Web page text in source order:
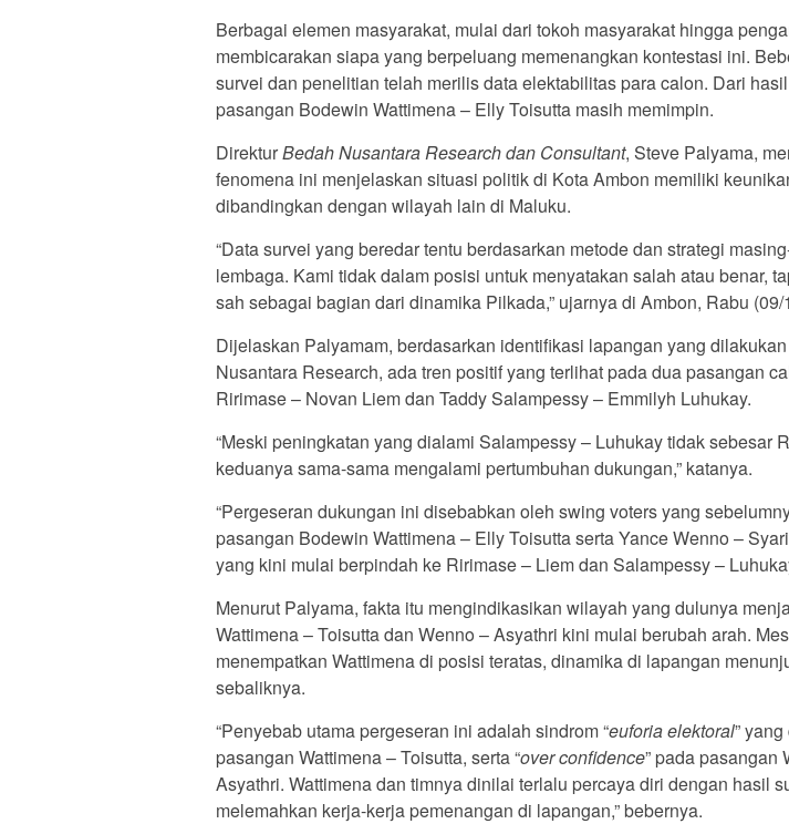
Berbagai elemen masyarakat, mulai dari tokoh masyarakat hingga
membicarakan siapa yang berpeluang memenangkan kontestasi ini.
survei dan penelitian telah merilis data elektabilitas para calon. Dari
pasangan Bodewin Wattimena – Elly Toisutta masih memimpin.
DirekturBedah Nusantara Research dan Consultant, Steve Palyama,
fenomena ini menjelaskan situasi politik di Kota Ambon memiliki
dibandingkan dengan wilayah lain di Maluku.
“Data survei yang beredar tentu berdasarkan metode dan strategi
lembaga. Kami tidak dalam posisi untuk menyatakan salah atau benar,
sah sebagai bagian dari dinamika Pilkada,” ujarnya di Ambon, Rabu (09/
Dijelaskan Palyamam, berdasarkan identifikasi lapangan yang
Nusantara Research, ada tren positif yang terlihat pada dua pasangan
Ririmase – Novan Liem dan Taddy Salampessy – Emmilyh Luhukay.
“Meski peningkatan yang dialami Salampessy – Luhukay tidak sebesar
keduanya sama-sama mengalami pertumbuhan dukungan,” katanya.
“Pergeseran dukungan ini disebabkan oleh swing voters yang
pasangan Bodewin Wattimena – Elly Toisutta serta Yance Wenno –
yang kini mulai berpindah ke Ririmase – Liem dan Salampessy –
Menurut Palyama, fakta itu mengindikasikan wilayah yang dulunya
Wattimena – Toisutta dan Wenno – Asyathri kini mulai berubah arah.
menempatkan Wattimena di posisi teratas, dinamika di lapangan
sebaliknya.
“Penyebab utama pergeseran ini adalah sindrom “euforia elektoral”
pasangan Wattimena – Toisutta, serta “over confidence” pada pasangan
Asyathri. Wattimena dan timnya dinilai terlalu percaya diri dengan hasil
melemahkan kerja-kerja pemenangan di lapangan,” bebernya.